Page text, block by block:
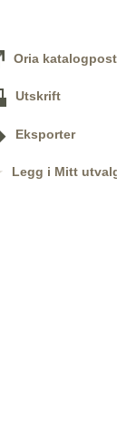
Oria katalogpost
Utskrift
Eksporter
Legg i Mitt